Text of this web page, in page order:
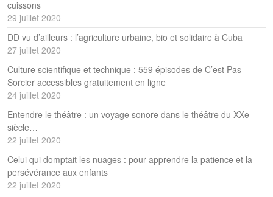
cuissons
29 juillet 2020
DD vu d’ailleurs : l’agriculture urbaine, bio et solidaire à Cuba
27 juillet 2020
Culture scientifique et technique : 559 épisodes de C’est Pas
Sorcier accessibles gratuitement en ligne
24 juillet 2020
Entendre le théâtre : un voyage sonore dans le théâtre du XXe
siècle…
22 juillet 2020
Celui qui domptait les nuages : pour apprendre la patience et la
persévérance aux enfants
22 juillet 2020